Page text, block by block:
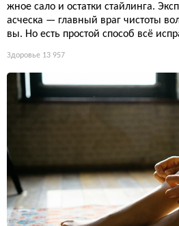
жное сало и остатки стайлинга.
асческа — главный враг чистоты
вы. Но есть простой способ всё
Здоровье 13 957